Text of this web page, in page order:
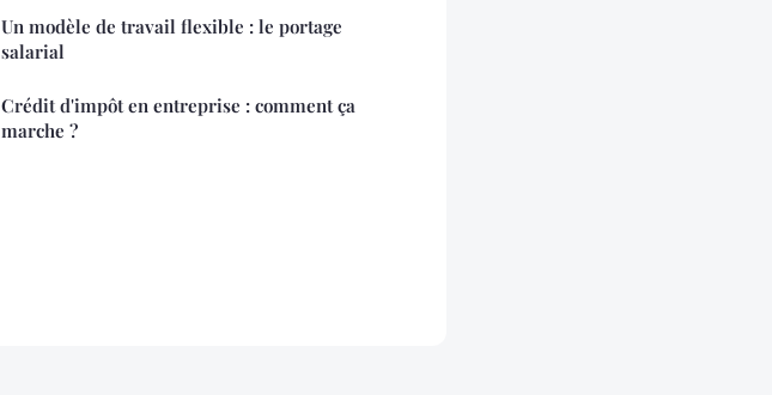
Un modèle de travail flexible : le portage
salarial
Crédit d'impôt en entreprise : comment ça
marche ?